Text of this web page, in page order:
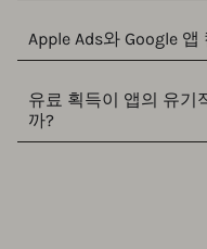
Apple Ads와 Google
유료 획득이 앱의 유기
까?